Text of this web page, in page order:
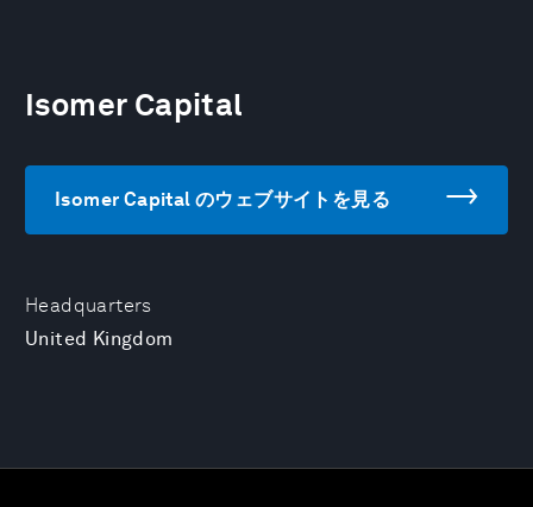
Headquarters
United Kingdom
Isomer Capital
Isomer Capital のウェブサイトを見る